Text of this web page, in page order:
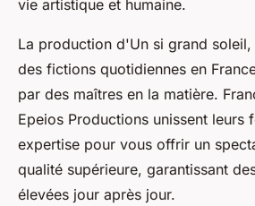
vie artistique et humaine.
La production d'Un si grand soleil,
des fictions quotidiennes en
par des maîtres en la matière.
Epeios Productions unissent leurs
expertise pour vous offrir un
qualité supérieure, garantissant
élevées jour après jour.